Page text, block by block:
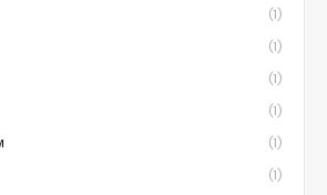
(1)
(1)
(1)
(1)
(1)
(1)